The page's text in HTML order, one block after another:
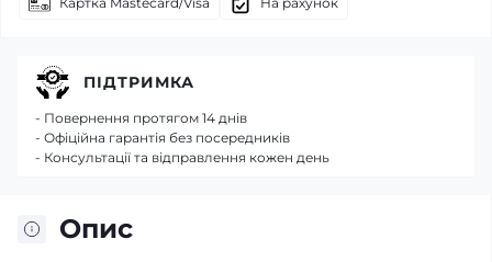
Опис
ПІДТРИМКА
- Повернення протягом 14 днів
- Офіційна гарантія без посередників
- Консультації та відправлення кожен день